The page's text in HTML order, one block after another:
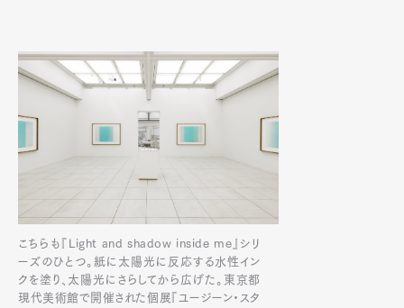
こちらも『Light and shadow inside me』シリ
ーズのひとつ。紙に太陽光に反応する水性イン
クを塗り、太陽光にさらしてから広げた。東京都
現代美術館で開催された個展『ユージーン・スタ